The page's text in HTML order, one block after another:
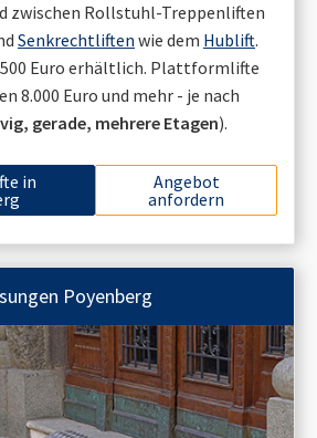
zwischen Rollstuhl-Treppenliften
Senkrechtliften wie dem Hublift.
Euro erhältlich. Plattformlifte
8.000 Euro und mehr - je nach
gerade, mehrere Etagen).
in
Angebot
anfordern
Poyenberg